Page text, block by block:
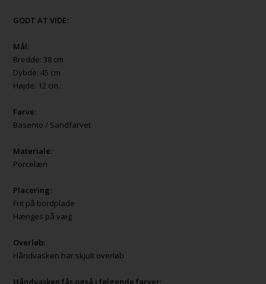
GODT AT VIDE:
Mål:
Bredde: 38 cm
Dybde: 45 cm
Højde: 12 cm.
Farve:
Basento / Sandfarvet
Materiale:
Porcelæn
Placering:
Frit på bordplade
Hænges på væg
Overløb:
Håndvasken har skjult overløb
Håndvasken fås også i følgende farver: